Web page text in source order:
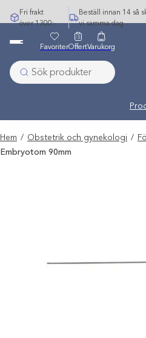
Hoppa
till
Fri frakt
över 1300:-
Beställ innan 14 så
vi samma dag
FavoriterOffertVarukorg
Hem / Obstetrik och gynekologi /
Embryotom 90mm